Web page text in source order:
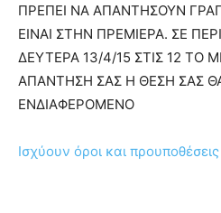
ΠΡΕΠΕΙ ΝΑ ΑΠΑΝΤΗΣΟΥΝ
ΕΙΝΑΙ ΣΤΗΝ ΠΡΕΜΙΕΡΑ. ΣΕ
ΔΕΥΤΕΡΑ 13/4/15 ΣΤΙΣ 12 ΤΟ
ΑΠΑΝΤΗΣΗ ΣΑΣ Η ΘΕΣΗ ΣΑΣ
ΕΝΔΙΑΦΕΡΟΜΕΝΟ
Ισχύουν όροι και προυποθέσεις